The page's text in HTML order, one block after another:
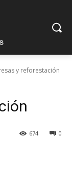
y reforestación
0
674